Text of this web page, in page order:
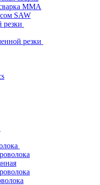
MMA
SAW
резки
резки